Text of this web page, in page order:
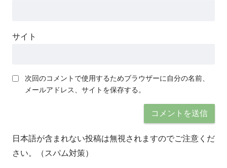
サイト
次回のコメントで使用するためブラウザーに自分の名前、
メールアドレス、サイトを保存する。
日本語が含まれない投稿は無視されますのでご注意くだ
さい。（スパム対策）